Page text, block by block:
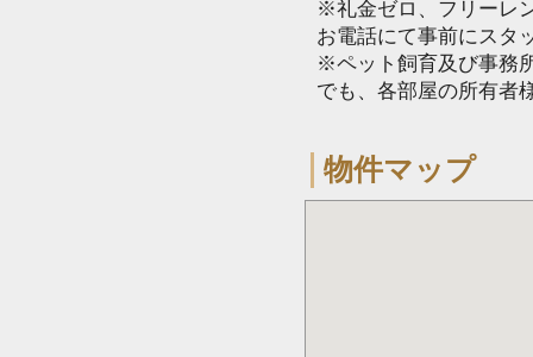
※礼金ゼロ、フリーレ
お電話にて事前にスタ
※ペット飼育及び事務
でも、各部屋の所有者
物件マップ